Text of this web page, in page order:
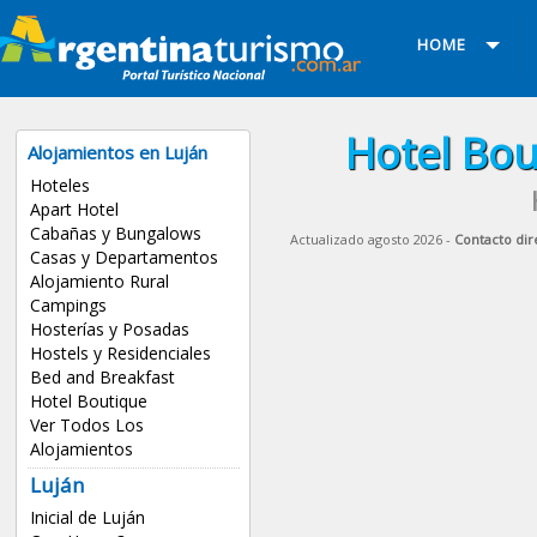
HOME
Alojamientos en Luján
Hoteles
Apart Hotel
Cabañas y Bungalows
Casas y Departamentos
Alojamiento Rural
Campings
Hosterías y Posadas
Hostels y Residenciales
Bed and Breakfast
Hotel Boutique
Ver Todos Los
Alojamientos
Luján
Inicial de Luján
Hotel
Actualizado agosto 2026 - Contacto